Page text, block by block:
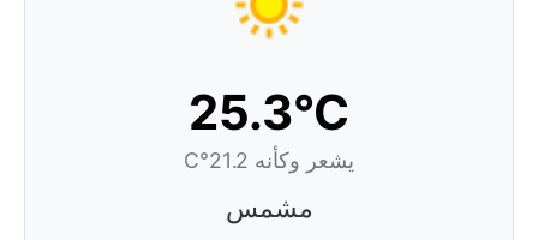
25.3°C
يشعر وكأنه 21.2°C
مشمس